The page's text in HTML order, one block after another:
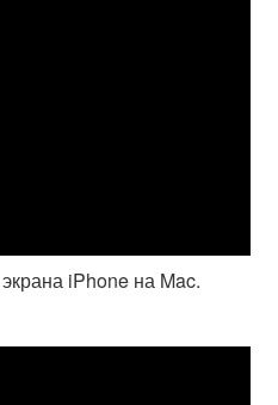
iPhone на Mac.